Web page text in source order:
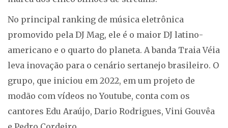
No principal ranking de música eletrônica
promovido pela DJ Mag, ele é o maior DJ latino-
americano e o quarto do planeta. A banda Traia Véia
leva inovação para o cenário sertanejo brasileiro. O
grupo, que iniciou em 2022, em um projeto de
modão com vídeos no Youtube, conta com os
cantores Edu Araújo, Dario Rodrigues, Vini Gouvêa